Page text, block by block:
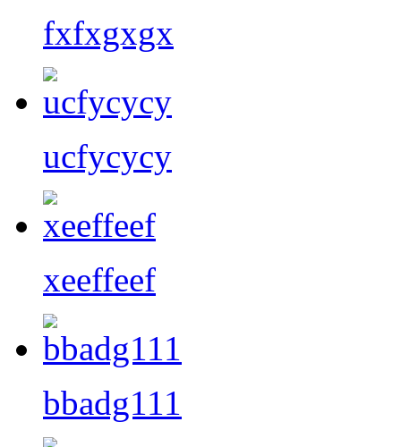
fxfxgxgx
ucfycycy
xeeffeef
bbadg111